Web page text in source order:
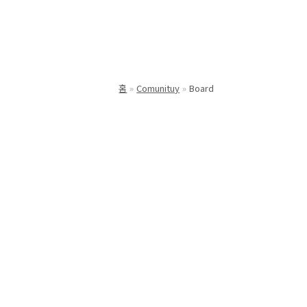
홈 Comunituy Board